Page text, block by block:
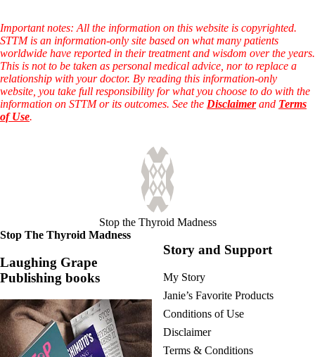
Important notes: All the information on this website is copyrighted.
STTM is an information-only site based on what many patients
worldwide have reported in their treatment and wisdom over the years.
This is not to be taken as personal medical advice, nor to replace a
relationship with your doctor. By reading this information-only
website, you take full responsibility for what you choose to do with the
information on STTM or its outcomes. See the Disclaimerand Terms
of Use.
Stop the Thyroid Madness
Stop The Thyroid Madness
Laughing Grape
Publishing books
Story and Support
My Story
Janie’s Favorite Products
Conditions of Use
Disclaimer
Terms & Conditions